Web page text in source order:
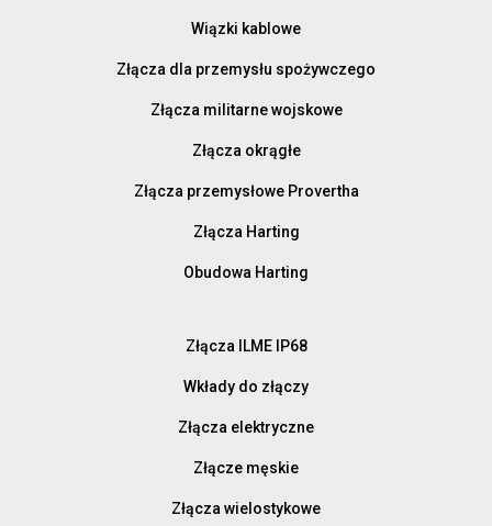
Wiązki kablowe
Złącza dla przemysłu spożywczego
Złącza militarne wojskowe
Złącza okrągłe
Złącza przemysłowe Provertha
Złącza Harting
Obudowa Harting
Złącza ILME IP68
Wkłady do złączy
Złącza elektryczne
Złącze męskie
Złącza wielostykowe